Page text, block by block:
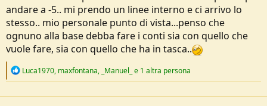
andare a -5.. mi prendo un linee interno e ci arrivo lo
stesso.. mio personale punto di vista...penso che
ognuno alla base debba fare i conti sia con quello che
vuole fare, sia con quello che ha in tasca..
R
c
Luca1970, maxfontana, _Manuel_ e 1 altra persona